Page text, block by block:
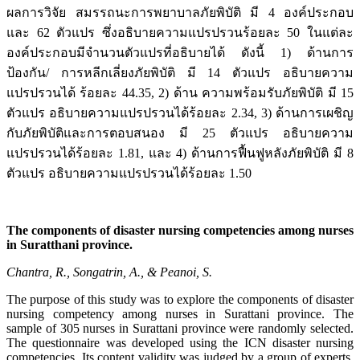
ผลการวิจัย สมรรถนะการพยาบาลภัยพิบัติ มี 4 องค์ประกอบ
และ 62 ตัวแปร ซึ่งอธิบายความแปรปรวนร้อยละ 50 ในแต่ละ
องค์ประกอบมีจำนวนตัวแปรที่อธิบายได้ ดังนี้ 1) ด้านการ
ป้องกัน/ การหลีกเลี่ยงภัยพิบัติ มี 14 ตัวแปร อธิบายความ
แปรปรวนได้ ร้อยละ 44.35, 2) ด้าน ความพร้อมรับภัยพิบัติ มี 15
ตัวแปร อธิบายความแปรปรวนได้ร้อยละ 2.34, 3) ด้านการเผชิญ
กับภัยพิบัติและการตอบสนอง มี 25 ตัวแปร อธิบายความ
แปรปรวนได้ร้อยละ 1.81, และ 4) ด้านการฟื้นฟูหลังภัยพิบัติ มี 8
ตัวแปร อธิบายความแปรปรวนได้ร้อยละ 1.50
The components of disaster nursing competencies among nurses
in Suratthani province.
Chantra, R., Songatrin, A., & Peanoi, S.
The purpose of this study was to explore the components of disaster
nursing competency among nurses in Surattani province. The
sample of 305 nurses in Surattani province were randomly selected.
The questionnaire was developed using the ICN disaster nursing